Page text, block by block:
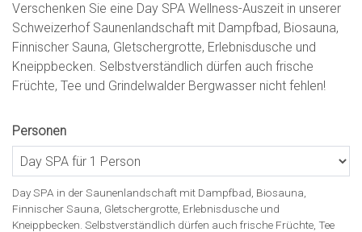
Verschenken Sie eine Day SPA Wellness-Auszeit in unserer
Schweizerhof Saunenlandschaft mit Dampfbad, Biosauna,
Finnischer Sauna, Gletschergrotte, Erlebnisdusche und
Kneippbecken. Selbstverständlich dürfen auch frische
Früchte, Tee und Grindelwalder Bergwasser nicht fehlen!
Personen
Day SPA in der Saunenlandschaft mit Dampfbad, Biosauna,
Finnischer Sauna, Gletschergrotte, Erlebnisdusche und
Kneippbecken. Selbstverständlich dürfen auch frische Früchte, Tee